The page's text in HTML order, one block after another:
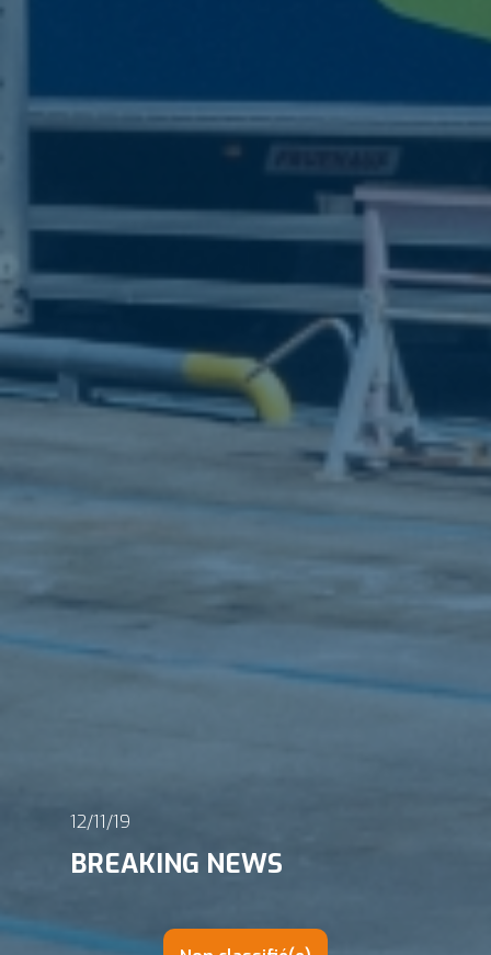
12/11/19
BREAKING NEWS